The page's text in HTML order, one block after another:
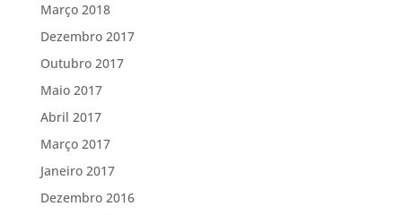
Março 2018
Dezembro 2017
Outubro 2017
Maio 2017
Abril 2017
Março 2017
Janeiro 2017
Dezembro 2016